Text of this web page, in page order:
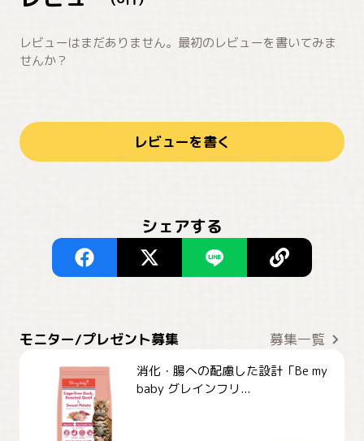
レビューはまだありません。最初のレビューを書いてみま
せんか？
レビューを書く
シェアする
モニター/プレゼント募集 募集一覧
消化・腸への配慮した設計「Be my
baby グレインフリ...